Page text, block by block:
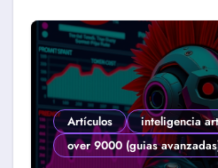
Artículos
inteligencia
over 9000 (guias